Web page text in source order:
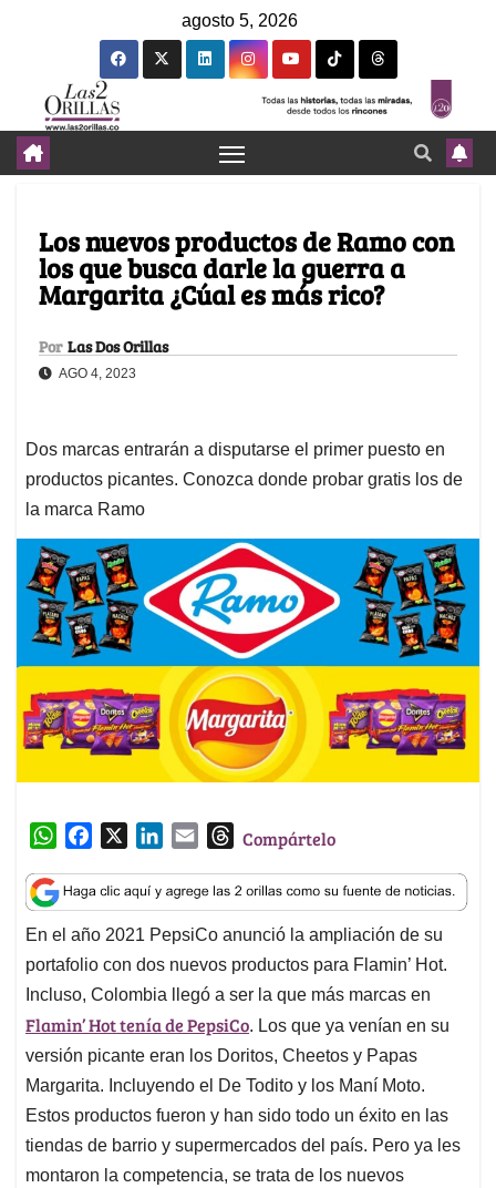
agosto 5, 2026
Los nuevos productos de Ramo con
los que busca darle la guerra a
Margarita ¿Cúal es más rico?
Por Las Dos Orillas
AGO 4, 2023
Dos marcas entrarán a disputarse el primer puesto en
productos picantes. Conozca donde probar gratis los de
la marca Ramo
W
a
t
s
A
p
p
c
e
b
o
o
k
n
k
e
d
I
n
a
i
l
T
r
e
a
d
s
Compártelo
En el año 2021 PepsiCo anunció la ampliación de su
portafolio con dos nuevos productos para Flamin’ Hot.
Incluso, Colombia llegó a ser la que más marcas en
Flamin’ Hot tenía de PepsiCo. Los que ya venían en su
versión picante eran los Doritos, Cheetos y Papas
Margarita. Incluyendo el De Todito y los Maní Moto.
Estos productos fueron y han sido todo un éxito en las
tiendas de barrio y supermercados del país. Pero ya les
montaron la competencia, se trata de los nuevos